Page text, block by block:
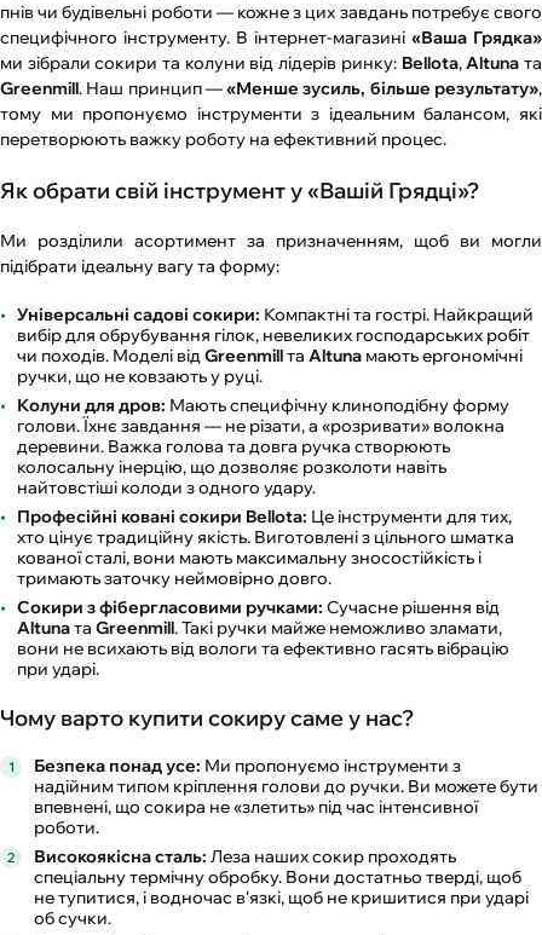
пнів чи будівельні роботи — кожне з цих завдань потребує свого
специфічного інструменту. В інтернет-магазині «Ваша Грядка»
ми зібрали сокири та колуни від лідерів ринку: Bellota,Altuna та
Greenmill. Наш принцип —«Менше зусиль, більше результату»,
тому ми пропонуємо інструменти з ідеальним балансом, які
перетворюють важку роботу на ефективний процес.
Як обрати свій інструмент у «Вашій Грядці»?
Ми розділили асортимент за призначенням, щоб ви могли
підібрати ідеальну вагу та форму:
Універсальні садові сокири: Компактні та гострі. Найкращий
вибір для обрубування гілок, невеликих господарських робіт
чи походів. Моделі відGreenmillта Altuna мають ергономічні
ручки, що не ковзають у руці.
Колуни для дров: Мають специфічну клиноподібну форму
голови. Їхнє завдання — не різати, а «розривати» волокна
деревини. Важка голова та довга ручка створюють
колосальну інерцію, що дозволяє розколоти навіть
найтовстіші колоди з одного удару.
Професійні ковані сокири Bellota: Це інструменти для тих,
хто цінує традиційну якість. Виготовлені з цільного шматка
кованої сталі, вони мають максимальну зносостійкість і
тримають заточку неймовірно довго.
Сокири з фібергласовими ручками: Сучасне рішення від
Altunaта Greenmill. Такі ручки майже неможливо зламати,
вони не всихають від вологи та ефективно гасять вібрацію
при ударі.
Чому варто купити сокиру саме у нас?
Безпека понад усе: Ми пропонуємо інструменти з
надійним типом кріплення голови до ручки. Ви можете бути
впевнені, що сокира не «злетить» під час інтенсивної
роботи.
Високоякісна сталь: Леза наших сокир проходять
спеціальну термічну обробку. Вони достатньо тверді, щоб
не тупитися, і водночас в'язкі, щоб не кришитися при ударі
об сучки.